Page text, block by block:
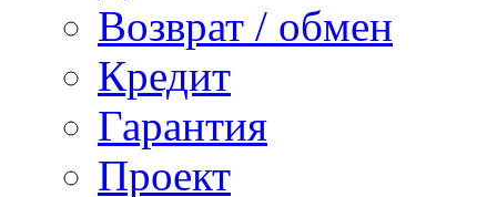
Возврат / обмен
Кредит
Гарантия
Проект